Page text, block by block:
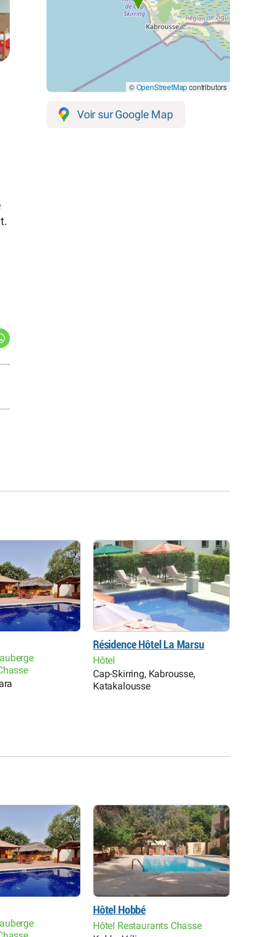
©OpenStreetMapcontributors
Voir sur Google Map
Résidence Hôtel La Marsu
Hôtel
Cap-Skirring, Kabrousse,
Katakalousse
Hôtel Hobbé
Hôtel Restaurants Chasse